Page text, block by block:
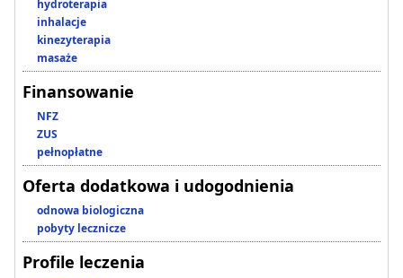
hydroterapia
inhalacje
kinezyterapia
masaże
Finansowanie
NFZ
ZUS
pełnopłatne
Oferta dodatkowa i udogodnienia
odnowa biologiczna
pobyty lecznicze
Profile leczenia